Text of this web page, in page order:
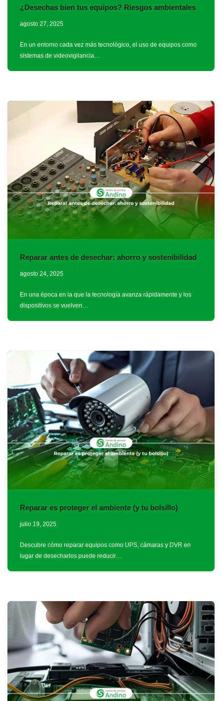
¿Desechas bien tus equipos? Riesgos ambientales
agosto 27, 2025
En un entorno cada vez más tecnológico, el uso de equipos como
sistemas de videovigilancia…
Reparar antes de desechar: ahorro y sostenibilidad
agosto 24, 2025
En una época en la que la tecnología avanza rápidamente y los
dispositivos se vuelven…
Reparar es proteger el ambiente (y tu bolsillo)
julio 19, 2025
Descubre cómo reparar equipos como UPS, cámaras y DVR en
lugar de desecharlos puede reducir…